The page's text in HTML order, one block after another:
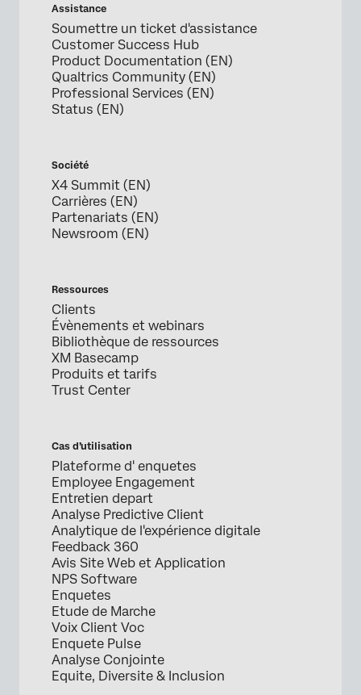
Assistance
Soumettre un ticket d'assistance
Customer Success Hub
Product Documentation (EN)
Qualtrics Community (EN)
Professional Services (EN)
Status (EN)
Société
X4 Summit (EN)
Carrières (EN)
Partenariats (EN)
Newsroom (EN)
Ressources
Clients
Évènements et webinars
Bibliothèque de ressources
XM Basecamp
Produits et tarifs
Trust Center
Cas d’utilisation
Plateforme d' enquetes
Employee Engagement
Entretien depart
Analyse Predictive Client
Analytique de l'expérience digitale
Feedback 360
Avis Site Web et Application
NPS Software
Enquetes
Etude de Marche
Voix Client Voc
Enquete Pulse
Analyse Conjointe
Equite, Diversite & Inclusion